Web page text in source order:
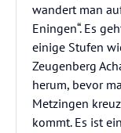
wandert man
Eningen“. Es
einige Stufen
Zeugenberg
herum, bevor
Metzingen
kommt. Es ist